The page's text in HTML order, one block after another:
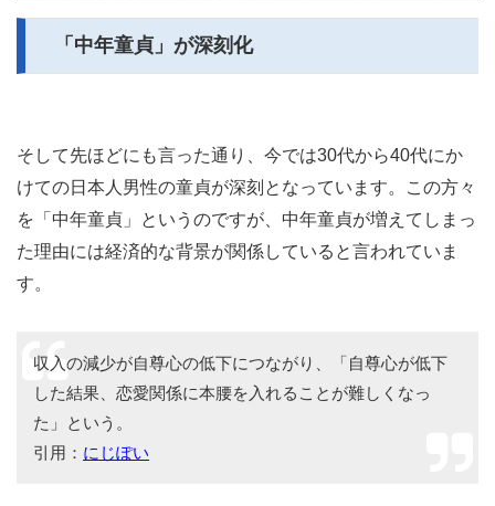
「中年童貞」が深刻化
そして先ほどにも言った通り、今では30代から40代にか
けての日本人男性の童貞が深刻となっています。この方々
を「中年童貞」というのですが、中年童貞が増えてしまっ
た理由には経済的な背景が関係していると言われていま
す。
収入の減少が自尊心の低下につながり、「自尊心が低下
した結果、恋愛関係に本腰を入れることが難しくなっ
た」という。
引用： にじぽい